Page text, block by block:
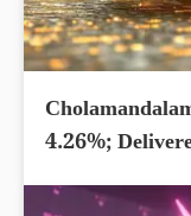
4.26%;